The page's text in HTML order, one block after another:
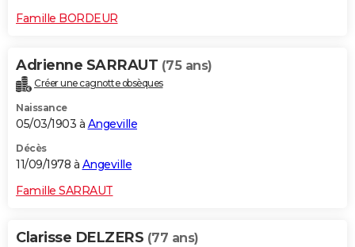
Famille BORDEUR
Adrienne SARRAUT (75 ans)
Créer une cagnotte obsèques
Naissance
05/03/1903 à Angeville
Décès
11/09/1978 à Angeville
Famille SARRAUT
Clarisse DELZERS (77 ans)